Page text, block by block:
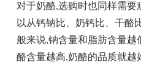
对于奶酪,选购时也同样需
以从钙钠比、奶钙比、干酪
般来说,钠含量和脂肪含量
酪含量越高,奶酪的品质就越